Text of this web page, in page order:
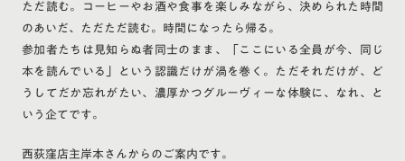
ただ読む。コーヒーやお酒や食事を楽しみながら、決められた時間
のあいだ、ただただ読む。時間になったら帰る。
参加者たちは見知らぬ者同士のまま、「ここにいる全員が今、同じ
本を読んでいる」という認識だけが渦を巻く。ただそれだけが、ど
うしてだか忘れがたい、濃厚かつグルーヴィーな体験に、なれ、と
いう企てです。
西荻窪店主岸本さんからのご案内です。